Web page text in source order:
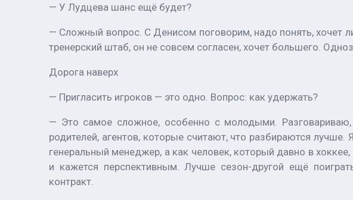
— У Лудцева шанс ещё будет?
— Сложный вопрос. С Денисом поговорим, надо понять, хочет
тренерский штаб, он не совсем согласен, хочет большего.
Дорога наверх
— Пригласить игроков — это одно. Вопрос: как удержать?
— Это самое сложное, особенно с молодыми.
родителей, агентов, которые считают, что разбираются
генеральный менеджер, а как человек, который давно в
и кажется перспективным. Лучше сезон-другой ещё
контракт.